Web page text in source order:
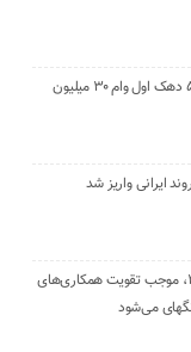
واریز سود سهام عدالت به زودی/۵ دهک اول وام ۳۰ میلیون
سردار جوانی: رزمایش سهند ۲۰۲۵، موجب تقویت همکاری‌های
می‌شود